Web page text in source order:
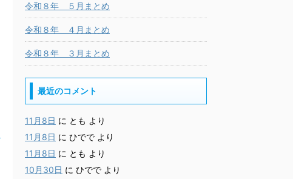
令和８年 ５月まとめ
令和８年 ４月まとめ
令和８年 ３月まとめ
最近のコメント
11月8日 に とも より
11月8日 に ひでで より
11月8日 に とも より
10月30日 に ひでで より